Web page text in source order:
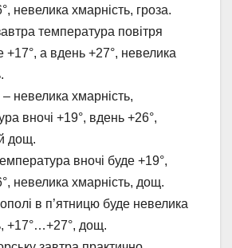
невелика хмарність, гроза.
температура повітря
+17°, а вдень +27°, невелика
невелика хмарність,
вночі +19°, вдень +26°,
дощ.
вночі буде +19°,
невелика хмарність, дощ.
в п’ятницю буде невелика
+17°…+27°, дощ.